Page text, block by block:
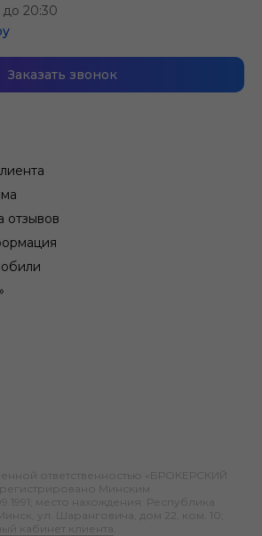
отзывов
20:30
Заказать звонок
ответственностью «БРОКЕРСКИЙ
Минским
место нахождения: Республика
ул. Шаранговича, дом 22, ком. 10;
кабинет клиента